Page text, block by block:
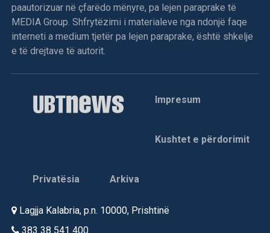
paautorizuar në çfarëdo mënyre, pa lejen paraprake të
MEDIA Group. Shfrytëzimi i materialeve nga ndonjë faqe
interneti a medium tjetër pa lejen paraprake, është shkelje
e të drejtave të autorit.
Impresum
Kushtet e përdorimit
Privatësia Arkiva
Lagjja Kalabria, p.n. 10000, Prishtinë
383 38 541 400